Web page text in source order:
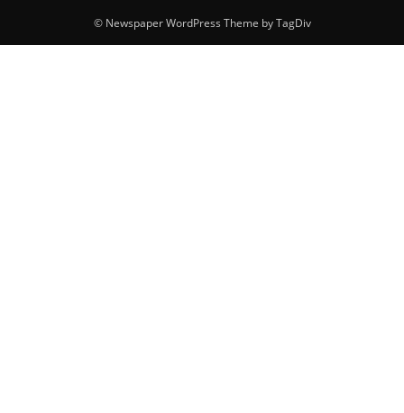
© Newspaper WordPress Theme by TagDiv